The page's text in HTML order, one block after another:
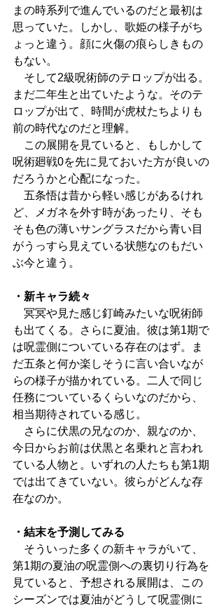
まの時系列で進んでいるのだと最初は
思っていた。しかし、歌姫の様子がち
ょっと違う。顔に火傷の痕らしきもの
もない。
そして2級呪術師のテロップが出る。
まだ二年生と出ていたような。そのテ
ロップが出て、時間が虎杖たちよりも
前の時代なのだと理解。
この展開を見ていると、もしかして
呪術廻戦0を先に見ておいた方が良いの
だろうかと心配になった。
五条悟は昔から軽い感じがあるけれ
ど、メガネを外す時があったり、そも
そも色の薄いサングラスだから青い目
がうっすら見えている状態なのもだい
ぶ今と違う。
・新キャラ続々
冥冥や見た感じ釘崎みたいな呪術師
も出てくる。さらに夏油。彼は第1期で
は呪霊側についている存在のはず。ま
だ五条と何か楽しそうに言い合いなが
らの様子が描かれている。二人で同じ
任務についているくらいなのだから、
相当期待されている感じ。
さらに伏黒の兄なのか、親なのか、
今日からお前は伏黒と名乗れと言われ
ている人物と。いずれの人たちも第1期
では出てきていない。彼らがどんな存
在なのか。
・結末を予測してみる
そういった多くの新キャラがいて、
第1期の夏油の呪霊側への裏切り行為を
見ていると、予想される展開は、この
シーズンでは夏油がどうして呪霊側に